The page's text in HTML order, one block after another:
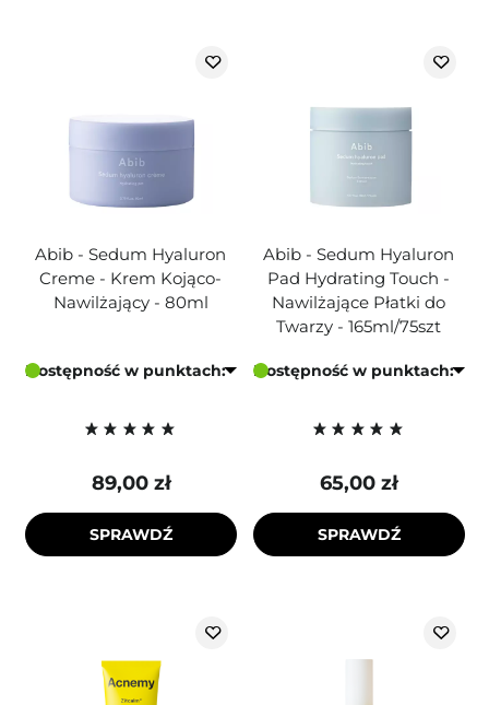
Abib - Sedum Hyaluron
Creme - Krem Kojąco-
Nawilżający - 80ml
Dostępność w punktach:
89,00 zł
SPRAWDŹ
Abib - Sedum Hyaluron
Pad Hydrating Touch -
Nawilżające Płatki do
Twarzy - 165ml/75szt
Dostępność w punktach:
65,00 zł
SPRAWDŹ